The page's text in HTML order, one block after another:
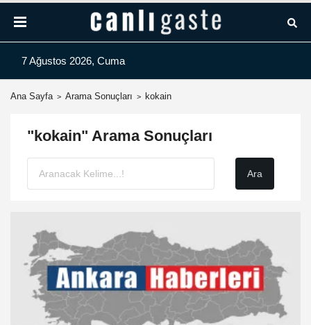
7 Ağustos 2026, Cuma
Ana Sayfa Arama Sonuçları kokain
"kokain" Arama Sonuçları